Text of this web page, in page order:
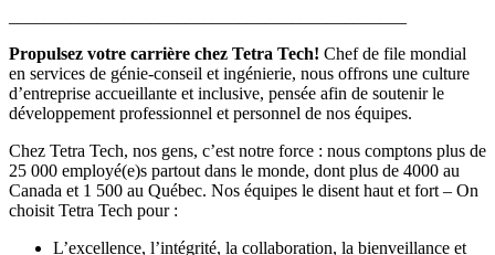
Propulsez votre carrière chez Tetra Tech! Chef de file mondial
en services de génie-conseil et ingénierie, nous offrons une culture
d’entreprise accueillante et inclusive, pensée afin de soutenir le
développement professionnel et personnel de nos équipes.
Chez Tetra Tech, nos gens, c’est notre force : nous comptons plus de
25 000 employé(e)s partout dans le monde, dont plus de 4000 au
Canada et 1 500 au Québec. Nos équipes le disent haut et fort – On
choisit Tetra Tech pour :
L’excellence, l’intégrité, la collaboration, la bienveillance et